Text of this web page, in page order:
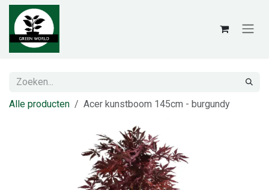
Overslaan naar inhoud
Alle producten Acer kunstboom 145cm - burgundy